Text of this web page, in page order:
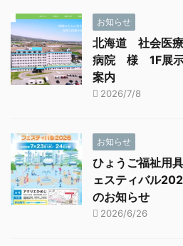
お知らせ
北海道 社会医
病院 様 1F展
案内
2026/7/8
お知らせ
ひょうご福祉用
ェスティバル
のお知らせ
2026/6/26